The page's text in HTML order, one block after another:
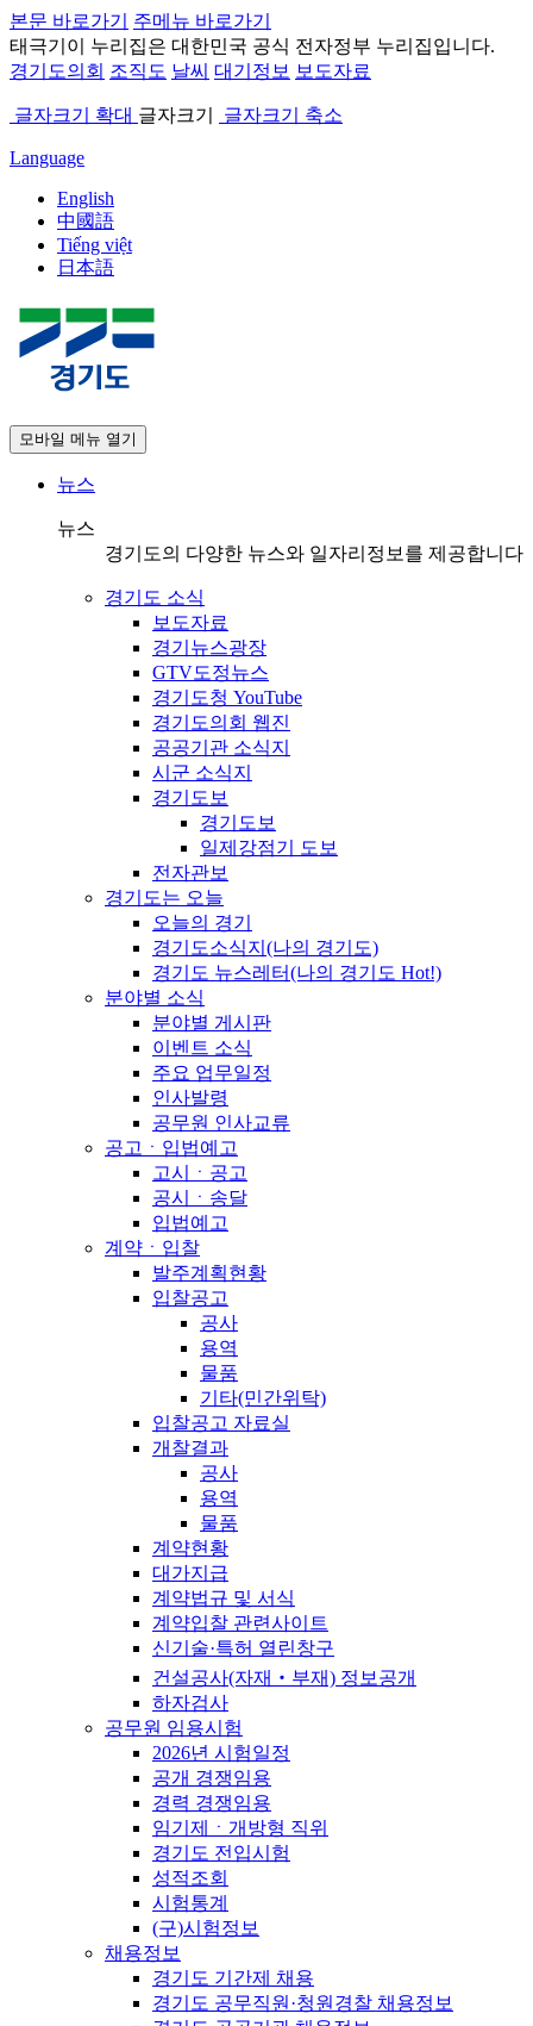
본문 바로가기
주메뉴 바로가기
태극기 이 누리집은 대한민국 공식 전자정부 누리집입니다.
경기도의회 조직도 날씨 대기정보 보도자료
글자크기 확대 글자크기 글자크기 축소
Language
English
中國語
Tiếng việt
日本語
모바일 메뉴 열기
뉴스
뉴스
경기도의 다양한 뉴스와 일자리정보를 제공합니다
경기도 소식
보도자료
경기뉴스광장
GTV도정뉴스
경기도청 YouTube
경기도의회 웹진
공공기관 소식지
시군 소식지
경기도보
경기도보
일제강점기 도보
전자관보
경기도는 오늘
오늘의 경기
경기도소식지(나의 경기도)
경기도 뉴스레터(나의 경기도 Hot!)
분야별 소식
분야별 게시판
이벤트 소식
주요 업무일정
인사발령
공무원 인사교류
공고ㆍ입법예고
고시ㆍ공고
공시ㆍ송달
입법예고
계약ㆍ입찰
발주계획현황
입찰공고
공사
용역
물품
기타(민간위탁)
입찰공고 자료실
개찰결과
공사
용역
물품
계약현황
대가지급
계약법규 및 서식
계약입찰 관련사이트
신기술·특허 열린창구
건설공사(자재‧부재) 정보공개
하자검사
공무원 임용시험
2026년 시험일정
공개 경쟁임용
경력 경쟁임용
임기제ㆍ개방형 직위
경기도 전입시험
성적조회
시험통계
(구)시험정보
채용정보
경기도 기간제 채용
경기도 공무직원·청원경찰 채용정보